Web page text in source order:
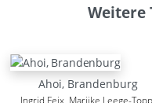
Weitere
Ahoi, Brandenburg
Ingrid Feix, Marijke Leege-Topp,